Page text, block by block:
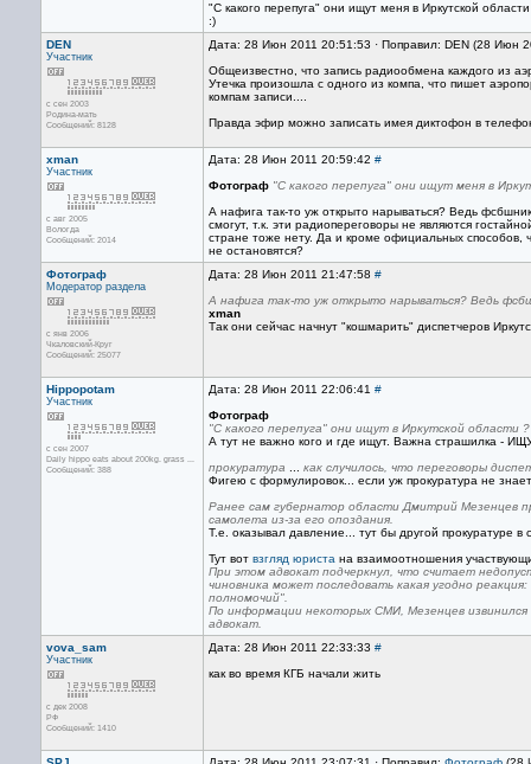
"С какого перепуга" они ищут меня в Иркутской
:)
DEN
Участник
с сен 2003
Родина-мать
Сообщений: 8128
Дата: 28 Июн 2011 20:51:53 · Поправил: DEN (28 Июн
Общеизвестно, что запись радиообмена каждого из
Утечка произошла с одного из компа, что пишет
компам записи....
Правда эфир можно записать имея диктофон в
xman
Участник
с авг 2005
Вологда
Сообщений: 2014
Дата: 28 Июн 2011 20:59:42 #
Фотограф "С какого перепуга" они ищут меня в
А нафига так-то уж открыто нарываться? Ведь
смогут, т.к. эти радиопереговоры не являются
стране тоже нету. Да и кроме официальных способов,
не остановятся?
Фотограф
Модератор раздела
с янв 2006
Чкаловский-Круг
Сообщений: 25077
Дата: 28 Июн 2011 21:47:58 #
А нафига так-то уж открыто нарываться? Ведь
xman
Так они сейчас начнут "кошмарить" диспетчеров
Hippopotam
Участник
с сен 2007
Daily hippo eats about 200kg. grass ...
Сообщений: 388
Дата: 28 Июн 2011 22:06:41 #
Фотограф
"С какого перепуга" они ищут в Иркутской области
А тут не важно кого и где ищут. Важна страшилка -
прокуратура
как случилось, что переговоры
Фигею с формулировок... если уж прокуратура не
Ранее сам губернатор области Дмитрий Мезенцев
самолета из-за его опоздания.
Т.е. оказывал давление... тут бы другой прокуратуре в
Тут вот взгляд юриста на взаимоотношения
При этом адвокат подчеркнул, что считает
чиновника может последовать какая угодно
полномочий".
По информации некоторых СМИ, Мезенцев извинился
адвокат.
vova_sam
Участник
с дек 2008
РФ
Сообщений: 1410
Дата: 28 Июн 2011 22:33:33 #
как во время КГБ начали жить